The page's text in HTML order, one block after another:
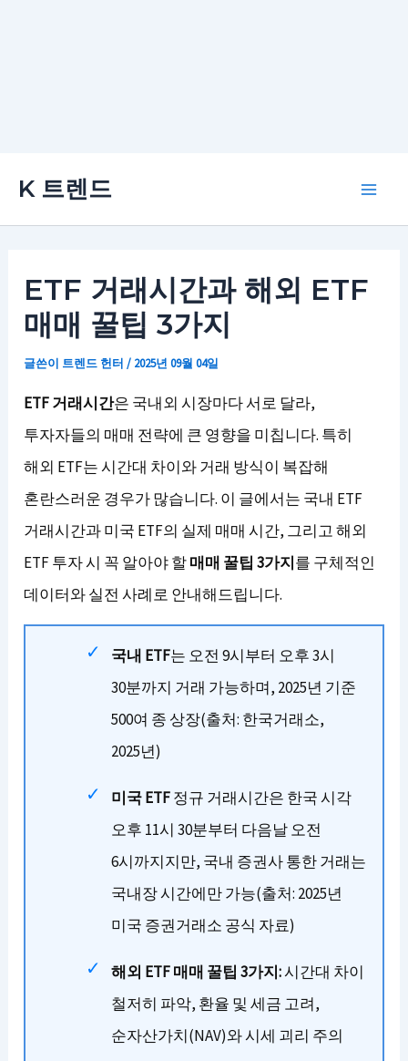
K 트렌드
ETF 거래시간과 해외 ETF
매매 꿀팁 3가지
글쓴이 트렌드 헌터/ 2025년 09월 04일
ETF 거래시간은 국내외 시장마다 서로 달라,
투자자들의 매매 전략에 큰 영향을 미칩니다. 특히
해외 ETF는 시간대 차이와 거래 방식이 복잡해
혼란스러운 경우가 많습니다. 이 글에서는 국내 ETF
거래시간과 미국 ETF의 실제 매매 시간, 그리고 해외
ETF 투자 시 꼭 알아야 할매매 꿀팁 3가지를 구체적인
데이터와 실전 사례로 안내해드립니다.
국내 ETF는 오전 9시부터 오후 3시
30분까지 거래 가능하며, 2025년 기준
500여 종 상장(출처: 한국거래소,
2025년)
미국 ETF정규 거래시간은 한국 시각
오후 11시 30분부터 다음날 오전
6시까지지만, 국내 증권사 통한 거래는
국내장 시간에만 가능(출처: 2025년
미국 증권거래소 공식 자료)
해외 ETF 매매 꿀팁 3가지:시간대 차이
철저히 파악, 환율 및 세금 고려,
순자산가치(NAV)와 시세 괴리 주의